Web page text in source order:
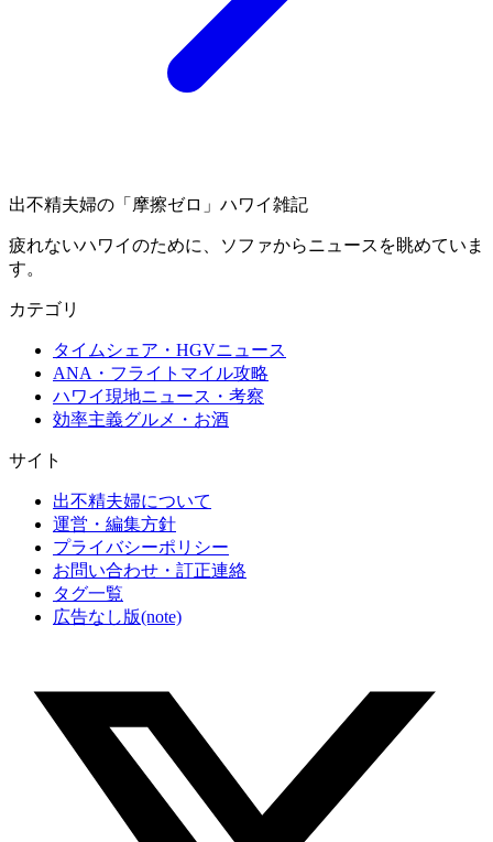
出不精夫婦の 「摩擦ゼロ」 ハワイ雑記
疲れないハワイのために、ソファからニュースを眺めていま
す。
カテゴリ
タイムシェア・HGVニュース
ANA・フライトマイル攻略
ハワイ現地ニュース・考察
効率主義グルメ・お酒
サイト
出不精夫婦について
運営・編集方針
プライバシーポリシー
お問い合わせ・訂正連絡
タグ一覧
広告なし版(note)